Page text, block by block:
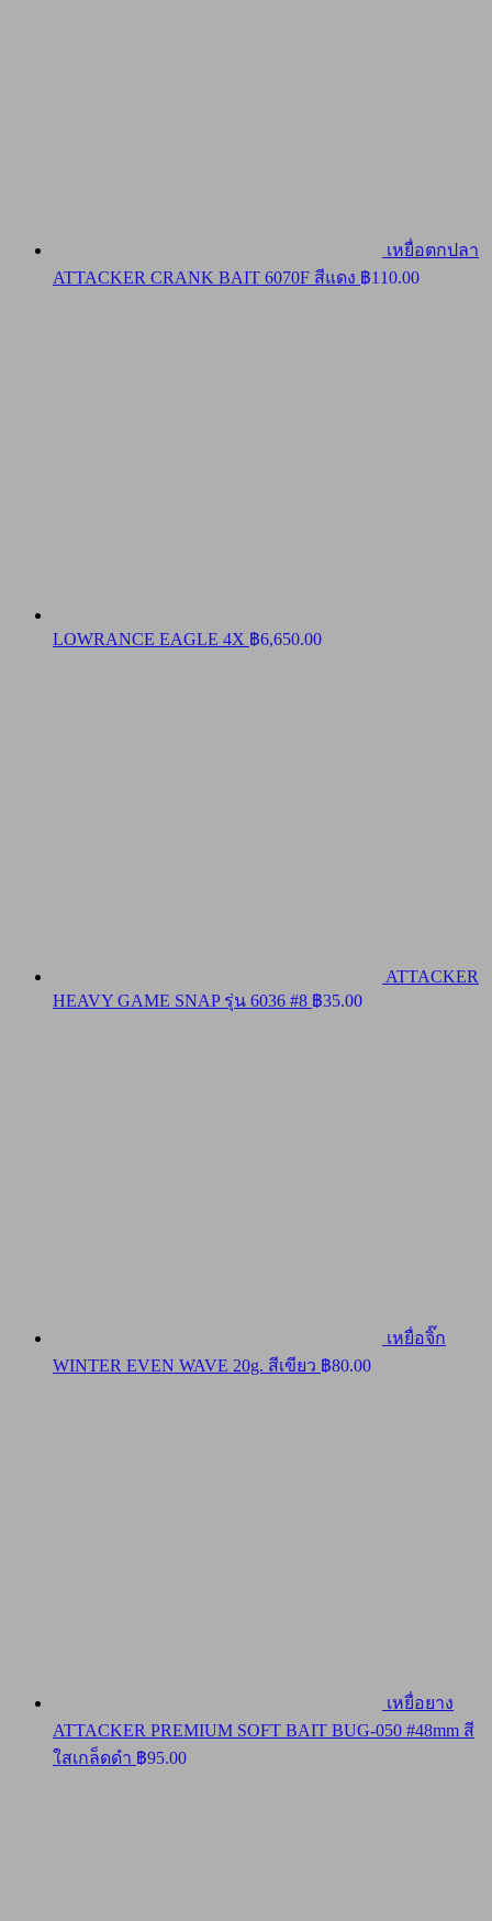
เหยื่อตกปลา
ATTACKER CRANK BAIT 6070F สีแดง ฿110.00
LOWRANCE EAGLE 4X ฿6,650.00
ATTACKER
HEAVY GAME SNAP รุ่น 6036 #8 ฿35.00
เหยื่อจิ๊ก
WINTER EVEN WAVE 20g. สีเขียว ฿80.00
เหยื่อยาง
ATTACKER PREMIUM SOFT BAIT BUG-050 #48mm สี
ใสเกล็ดดำ ฿95.00